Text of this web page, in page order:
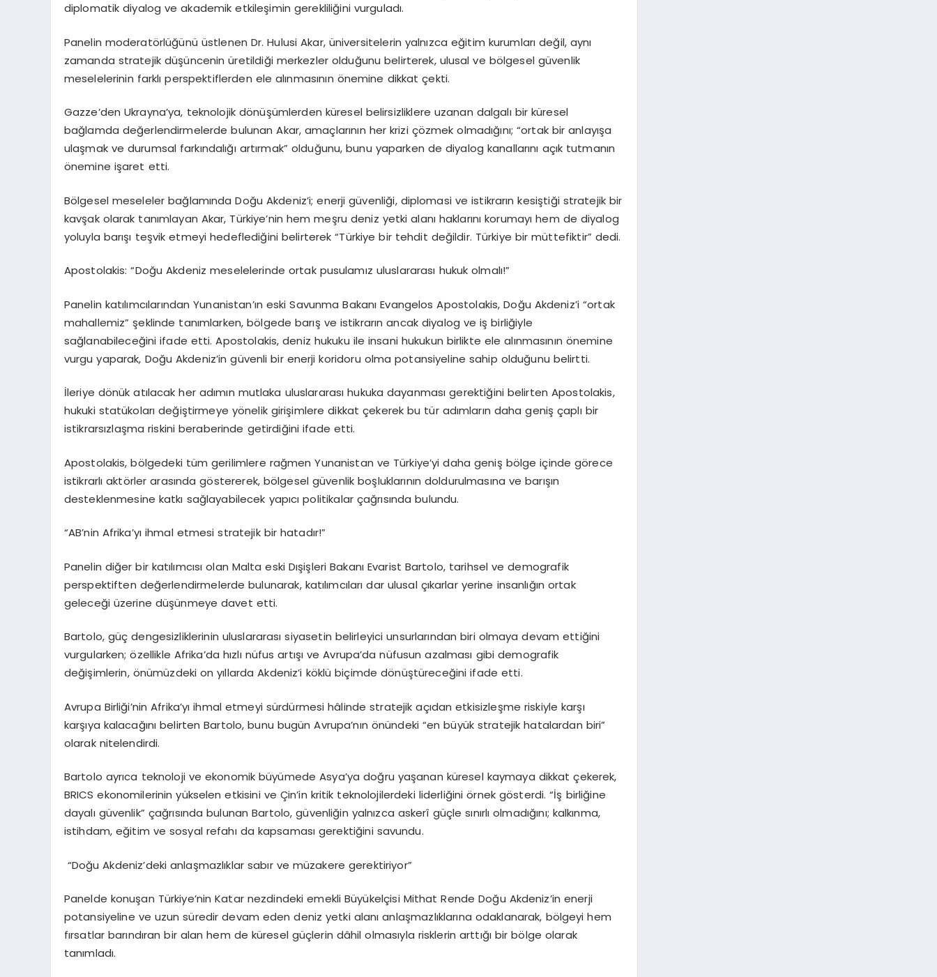
diplomatik diyalog ve akademik etkileşimin gerekliliğini vurguladı.
Panelin moderatörlüğünü üstlenen Dr. Hulusi Akar, üniversitelerin yalnızca eğitim kurumları değil, aynı
zamanda stratejik düşüncenin üretildiği merkezler olduğunu belirterek, ulusal ve bölgesel güvenlik
meselelerinin farklı perspektiflerden ele alınmasının önemine dikkat çekti.
Gazze’den Ukrayna’ya, teknolojik dönüşümlerden küresel belirsizliklere uzanan dalgalı bir küresel
bağlamda değerlendirmelerde bulunan Akar, amaçlarının her krizi çözmek olmadığını; “ortak bir anlayışa
ulaşmak ve durumsal farkındalığı artırmak” olduğunu, bunu yaparken de diyalog kanallarını açık tutmanın
önemine işaret etti.
Bölgesel meseleler bağlamında Doğu Akdeniz’i; enerji güvenliği, diplomasi ve istikrarın kesiştiği stratejik bir
kavşak olarak tanımlayan Akar, Türkiye’nin hem meşru deniz yetki alanı haklarını korumayı hem de diyalog
yoluyla barışı teşvik etmeyi hedeflediğini belirterek “Türkiye bir tehdit değildir. Türkiye bir müttefiktir” dedi.
Apostolakis: “Doğu Akdeniz meselelerinde ortak pusulamız uluslararası hukuk olmalı!”
Panelin katılımcılarından Yunanistan’ın eski Savunma Bakanı Evangelos Apostolakis, Doğu Akdeniz’i “ortak
mahallemiz” şeklinde tanımlarken, bölgede barış ve istikrarın ancak diyalog ve iş birliğiyle
sağlanabileceğini ifade etti. Apostolakis, deniz hukuku ile insani hukukun birlikte ele alınmasının önemine
vurgu yaparak, Doğu Akdeniz’in güvenli bir enerji koridoru olma potansiyeline sahip olduğunu belirtti.
İleriye dönük atılacak her adımın mutlaka uluslararası hukuka dayanması gerektiğini belirten Apostolakis,
hukuki statükoları değiştirmeye yönelik girişimlere dikkat çekerek bu tür adımların daha geniş çaplı bir
istikrarsızlaşma riskini beraberinde getirdiğini ifade etti.
Apostolakis, bölgedeki tüm gerilimlere rağmen Yunanistan ve Türkiye’yi daha geniş bölge içinde görece
istikrarlı aktörler arasında göstererek, bölgesel güvenlik boşluklarının doldurulmasına ve barışın
desteklenmesine katkı sağlayabilecek yapıcı politikalar çağrısında bulundu.
“AB’nin Afrika’yı ihmal etmesi stratejik bir hatadır!”
Panelin diğer bir katılımcısı olan Malta eski Dışişleri Bakanı Evarist Bartolo, tarihsel ve demografik
perspektiften değerlendirmelerde bulunarak, katılımcıları dar ulusal çıkarlar yerine insanlığın ortak
geleceği üzerine düşünmeye davet etti.
Bartolo, güç dengesizliklerinin uluslararası siyasetin belirleyici unsurlarından biri olmaya devam ettiğini
vurgularken; özellikle Afrika’da hızlı nüfus artışı ve Avrupa’da nüfusun azalması gibi demografik
değişimlerin, önümüzdeki on yıllarda Akdeniz’i köklü biçimde dönüştüreceğini ifade etti.
Avrupa Birliği’nin Afrika’yı ihmal etmeyi sürdürmesi hâlinde stratejik açıdan etkisizleşme riskiyle karşı
karşıya kalacağını belirten Bartolo, bunu bugün Avrupa’nın önündeki “en büyük stratejik hatalardan biri”
olarak nitelendirdi.
Bartolo ayrıca teknoloji ve ekonomik büyümede Asya’ya doğru yaşanan küresel kaymaya dikkat çekerek,
BRICS ekonomilerinin yükselen etkisini ve Çin’in kritik teknolojilerdeki liderliğini örnek gösterdi. “İş birliğine
dayalı güvenlik” çağrısında bulunan Bartolo, güvenliğin yalnızca askerî güçle sınırlı olmadığını; kalkınma,
istihdam, eğitim ve sosyal refahı da kapsaması gerektiğini savundu.
“Doğu Akdeniz’deki anlaşmazlıklar sabır ve müzakere gerektiriyor”
Panelde konuşan Türkiye’nin Katar nezdindeki emekli Büyükelçisi Mithat Rende Doğu Akdeniz’in enerji
potansiyeline ve uzun süredir devam eden deniz yetki alanı anlaşmazlıklarına odaklanarak, bölgeyi hem
fırsatlar barındıran bir alan hem de küresel güçlerin dâhil olmasıyla risklerin arttığı bir bölge olarak
tanımladı.